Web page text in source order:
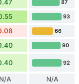
87
93
66
90
92
N/A N/A